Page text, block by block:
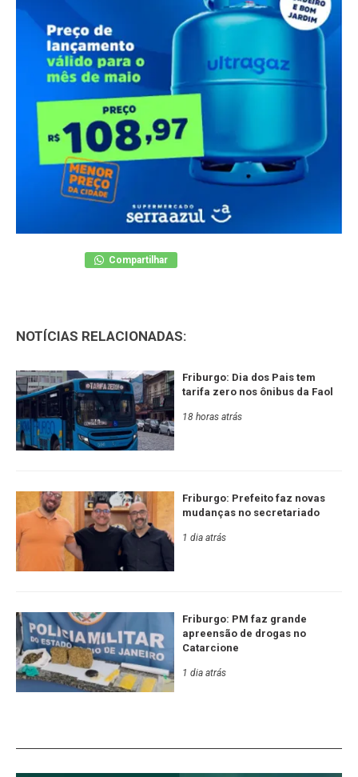
Compartilhar
NOTÍCIAS RELACIONADAS:
Friburgo: Dia dos Pais tem
tarifa zero nos ônibus da Faol
18 horas atrás
Friburgo: Prefeito faz novas
mudanças no secretariado
1 dia atrás
Friburgo: PM faz grande
apreensão de drogas no
Catarcione
1 dia atrás